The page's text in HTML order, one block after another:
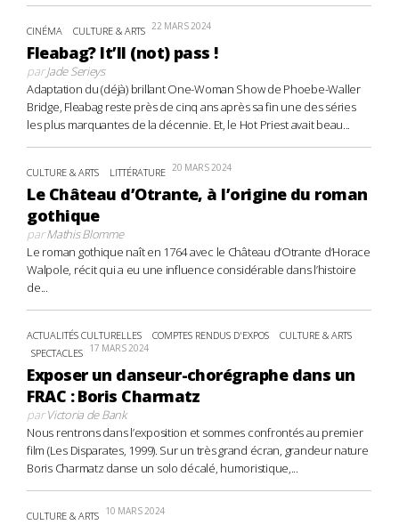
CINÉMA CULTURE & ARTS 22 MARS 2024
Fleabag? It’ll (not) pass !
parJade Serieys
Adaptation du (déjà) brillant One-Woman Show de Phoebe-Waller
Bridge, Fleabag reste près de cinq ans après sa fin une des séries
les plus marquantes de la décennie. Et, le Hot Priest avait beau...
CULTURE & ARTS LITTÉRATURE 20 MARS 2024
Le Château d’Otrante, à l’origine du roman
gothique
parMathis Blomme
Le roman gothique naît en 1764 avec le Château d’Otrante d’Horace
Walpole, récit qui a eu une influence considérable dans l’histoire
de...
ACTUALITÉS CULTURELLES COMPTES RENDUS D'EXPOS
CULTURE & ARTS
SPECTACLES 17 MARS 2024
Exposer un danseur-chorégraphe dans un
FRAC : Boris Charmatz
parVictoria de Bank
Nous rentrons dans l’exposition et sommes confrontés au premier
film (Les Disparates, 1999). Sur un très grand écran, grandeur nature
Boris Charmatz danse un solo décalé, humoristique,...
CULTURE & ARTS 10 MARS 2024